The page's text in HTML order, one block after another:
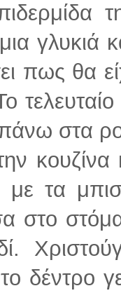
γλυκιά
πως θα
πάνω στα
με τα
στο
το